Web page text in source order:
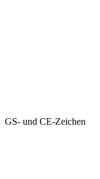
GS- und CE-Zeichen